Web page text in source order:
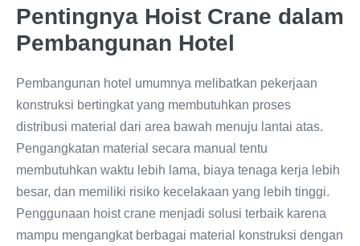
Pentingnya Hoist Crane dalam
Pembangunan Hotel
Pembangunan hotel umumnya melibatkan pekerjaan
konstruksi bertingkat yang membutuhkan proses
distribusi material dari area bawah menuju lantai atas.
Pengangkatan material secara manual tentu
membutuhkan waktu lebih lama, biaya tenaga kerja lebih
besar, dan memiliki risiko kecelakaan yang lebih tinggi.
Penggunaan hoist crane menjadi solusi terbaik karena
mampu mengangkat berbagai material konstruksi dengan